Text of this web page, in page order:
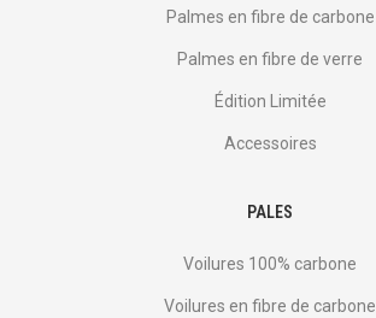
Palmes en fibre de carbone
Palmes en fibre de verre
Édition Limitée
Accessoires
PALES
Voilures 100% carbone
Voilures en fibre de carbone